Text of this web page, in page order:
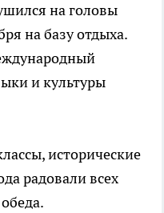
на головы
на базу отдыха.
и культуры
исторические
радовали всех